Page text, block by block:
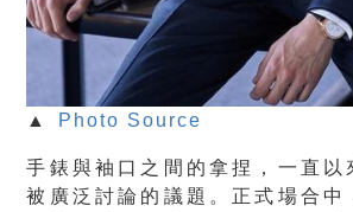
▲ Photo Source
手錶與袖口之間的拿捏，一直以
被廣泛討論的議題。正式場合中